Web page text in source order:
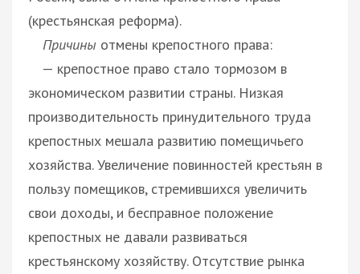
(крестьянская реформа).
Причины отмены крепостного права:
— крепостное право стало тормозом в
экономическом развитии страны. Низкая
производительность принудительного труда
крепостных мешала развитию помещичьего
хозяйства. Увеличение повинностей крестьян в
пользу помещиков, стремившихся увеличить
свои доходы, и бесправное положение
крепостных не давали развиваться
крестьянскому хозяйству. Отсутствие рынка